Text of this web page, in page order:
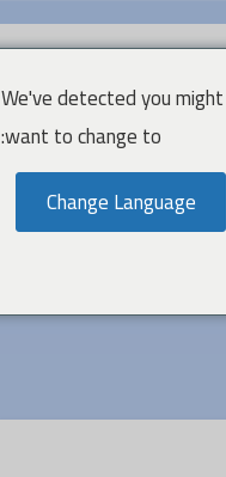
À
Contactez-Nous
We've detected you
want to change to:
Change Language